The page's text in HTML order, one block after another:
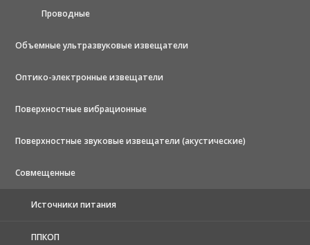
Проводные
Объемные ультразвуковые извещатели
Оптико-электронные извещатели
Поверхностные вибрационные
Поверхностные звуковые извещатели (акустические)
Совмещенные
Источники питания
ППКОП